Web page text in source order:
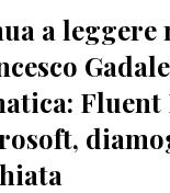
a leggere
Fluent